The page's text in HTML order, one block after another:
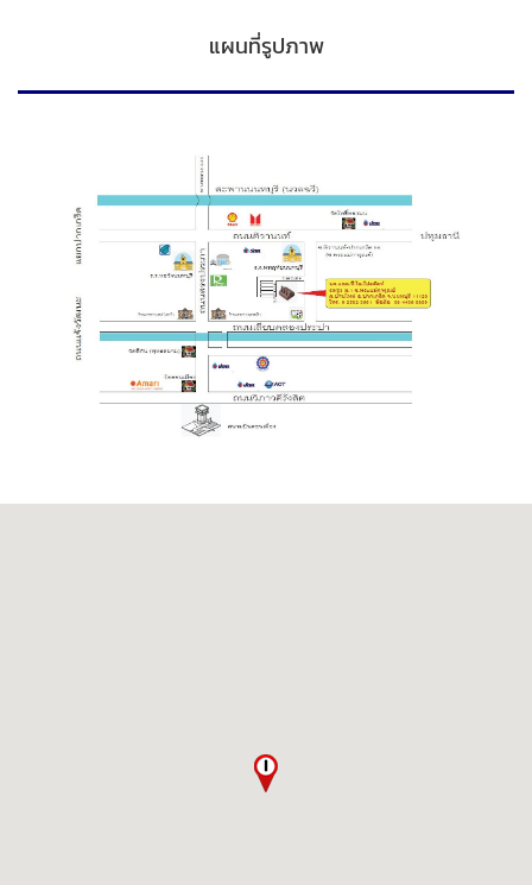
แผนที่รูปภาพ